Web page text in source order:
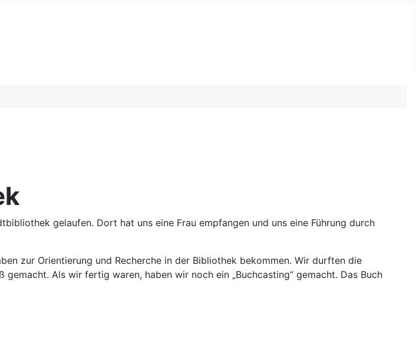
gelaufen. Dort hat uns eine Frau empfangen und uns eine Führung durch
zur Orientierung und Recherche in der Bibliothek bekommen. Wir durften die
Als wir fertig waren, haben wir noch ein „Buchcasting“ gemacht. Das Buch